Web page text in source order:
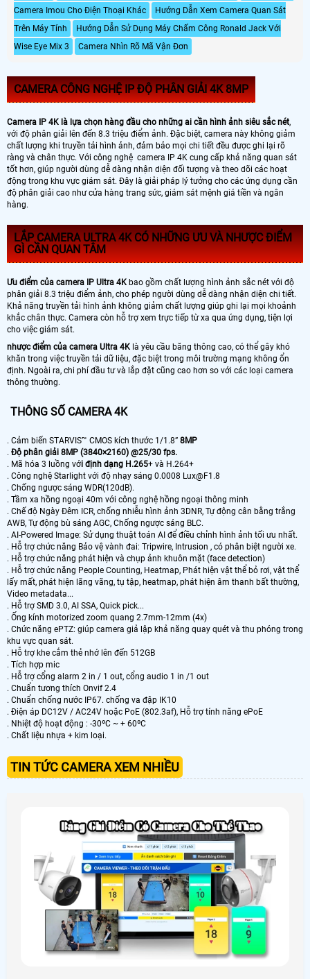
Camera Imou Cho Điện Thoại Khác
Hướng Dẫn Xem Camera Quan Sát
Trên Máy Tính
Hướng Dẫn Sử Dụng Máy Chấm Công Ronald Jack Với
Wise Eye Mix 3
Camera Nhìn Rõ Mã Vận Đơn
CAMERA CÔNG NGHỆ IP ĐỘ PHÂN GIẢI 4K 8MP
Camera IP 4K là lựa chọn hàng đầu cho những ai cần hình ảnh siêu sắc nét,
với độ phân giải lên đến 8.3 triệu điểm ảnh. Đặc biệt, camera này không giảm
chất lượng khi truyền tải hình ảnh, đảm bảo mọi chi tiết đều được ghi lại rõ
ràng và chân thực. Với công nghệ camera IP 4K cung cấp khả năng quan sát
tốt hơn, giúp người dùng dễ dàng nhận diện đối tượng và theo dõi các hoạt
động trong khu vực giám sát. Đây là giải pháp lý tưởng cho các ứng dụng cần
độ phân giải cao như cửa hàng trang sức, giám sát mệnh giá tiền và ngân
hàng.
LẮP CAMERA ULTRA 4K CÓ NHỮNG ƯU VÀ NHƯỢC ĐIỂM
GÌ CẦN QUAN TÂM
Ưu điểm của camera IP Ultra 4K bao gồm chất lượng hình ảnh sắc nét với độ
phân giải 8.3 triệu điểm ảnh, cho phép người dùng dễ dàng nhận diện chi tiết.
Khả năng truyền tải hình ảnh không giảm chất lượng giúp ghi lại mọi khoảnh
khắc chân thực. Camera còn hỗ trợ xem trực tiếp từ xa qua ứng dụng, tiện lợi
cho việc giám sát.
nhược điểm của camera Ultra 4K là yêu cầu băng thông cao, có thể gây khó
khăn trong việc truyền tải dữ liệu, đặc biệt trong môi trường mạng không ổn
định. Ngoài ra, chi phí đầu tư và lắp đặt cũng cao hơn so với các loại camera
thông thường.
THÔNG SỐ CAMERA 4K
. Cảm biến STARVIS™ CMOS kích thước 1/1.8” 8MP
. Độ phân giải 8MP (3840×2160) @25/30 fps.
. Mã hóa 3 luồng với định dạng H.265+ và H.264+
. Công nghệ Starlight với độ nhạy sáng 0.0008 Lux@F1.8
. Chống ngược sáng WDR(120dB).
. Tầm xa hồng ngoại 40m với công nghệ hồng ngoại thông minh
. Chế độ Ngày Đêm ICR, chống nhiễu hình ảnh 3DNR, Tự động cân bằng trắng
AWB, Tự động bù sáng AGC, Chống ngược sáng BLC.
. AI-Powered Image: Sử dụng thuật toán AI để điều chỉnh hình ảnh tối ưu nhất.
. Hỗ trợ chức năng Bảo vệ vành đai: Tripwire, Intrusion , có phân biệt người xe.
. Hỗ trợ chức năng phát hiện và chụp ảnh khuôn mặt (face detection)
. Hỗ trợ chức năng People Counting, Heatmap, Phát hiện vật thể bỏ rơi, vật thể
lấy mất, phát hiện lãng vãng, tụ tập, heatmap, phát hiện âm thanh bất thường,
Video metadata...
. Hỗ trợ SMD 3.0, AI SSA, Quick pick...
. Ống kính motorized zoom quang 2.7mm-12mm (4x)
. Chức năng ePTZ: giúp camera giả lập khả năng quay quét và thu phóng trong
khu vực quan sát.
. Hỗ trợ khe cắm thẻ nhớ lên đến 512GB
. Tích hợp mic
. Hỗ trợ cổng alarm 2 in / 1 out, cổng audio 1 in /1 out
. Chuẩn tương thích Onvif 2.4
. Chuẩn chống nước IP67. chống va đập IK10
. Điện áp DC12V / AC24V hoặc PoE (802.3af), Hỗ trợ tính năng ePoE
. Nhiệt độ hoạt động : -30ºC ~ + 60ºC
. Chất liệu nhựa + kim loại.
TIN TỨC CAMERA XEM NHIỀU